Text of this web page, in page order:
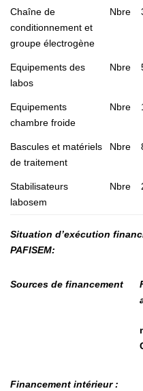
Chaîne de
conditionnement et
groupe électrogène
Nbre
Equipements des
labos
Nbre
Equipements
chambre froide
Nbre
Bascules et matériels
de traitement
Nbre
Stabilisateurs
labosem
Nbre
Situation d’exécution
PAFISEM:
Sources de financement
Financement intérieur :